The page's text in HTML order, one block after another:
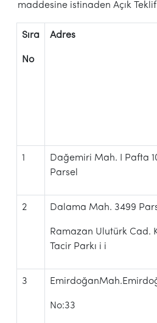
maddesine istinaden Açık
Sıra
No
Adres
1
Dağemiri Mah. I Pafta
Parsel
2 Dalama Mah. 3499
Ramazan Ulutürk Cad.
Tacir Parkı i i
3
No:33